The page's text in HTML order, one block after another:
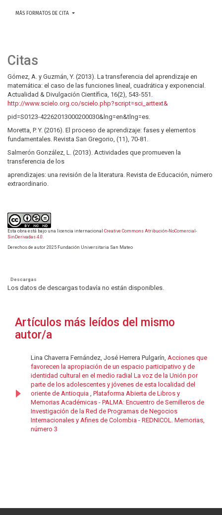
MÁS FORMATOS DE CITA
Citas
Gómez, A. y Guzmán, Y. (2013). La transferencia del aprendizaje en
matemática: el caso de las funciones lineal, cuadrática y exponencial.
Actualidad & Divulgación Científica, 16(2), 543-551.
http://www.scielo.org.co/scielo.php?script=sci_arttext&
pid=S0123-42262013000200030&lng=en&tlng=es.
Moretta, P. Y. (2016). El proceso de aprendizaje: fases y elementos
fundamentales. Revista San Gregorio, (11), 70-81.
Salmerón González, L. (2013). Actividades que promueven la
transferencia de los
aprendizajes: una revisión de la literatura. Revista de Educación, número
extraordinario.
Esta obra está bajo una licencia internacional Creative Commons Atribución-NoComercial-
SinDerivadas 4.0.
Derechos de autor 2025 Fundación Universitaria San Mateo
Descargas
Los datos de descargas todavía no están disponibles.
Artículos más leídos del mismo
autor/a
Lina Chaverra Fernández, José Herrera Pulgarín, Acciones que
favorecen la apropiación de un espacio participativo y de
identidad cultural en el medio radial La voz de la Unión por
parte de los adolescentes y jóvenes de esta localidad del
oriente de Antioquia , Plataforma Abierta de Libros y
Memorias Académicas - PALMA: Encuentro de Semilleros de
Investigación de la Red de Programas de Negocios
Internacionales y Afines de Colombia - REDNICOL. Memorias,
número 3